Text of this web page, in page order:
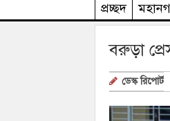
প্রচ্ছদ
বরুড়া
ডেস্ক রিপোর্ট